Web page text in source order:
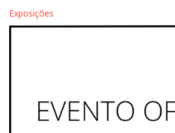
Exposições